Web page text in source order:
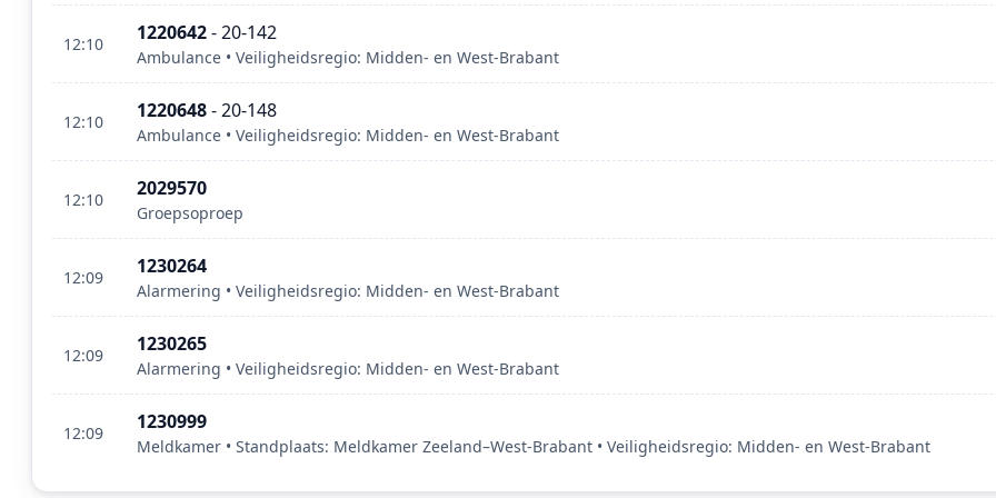
12:10 1220642- 20-142
Ambulance • Veiligheidsregio: Midden- en West-Brabant
12:10 1220648- 20-148
Ambulance • Veiligheidsregio: Midden- en West-Brabant
12:10 2029570
Groepsoproep
12:09 1230264
Alarmering • Veiligheidsregio: Midden- en West-Brabant
12:09 1230265
Alarmering • Veiligheidsregio: Midden- en West-Brabant
12:09 1230999
Meldkamer • Standplaats: Meldkamer Zeeland–West-Brabant • Veiligheidsregio: Midden- en West-Brabant